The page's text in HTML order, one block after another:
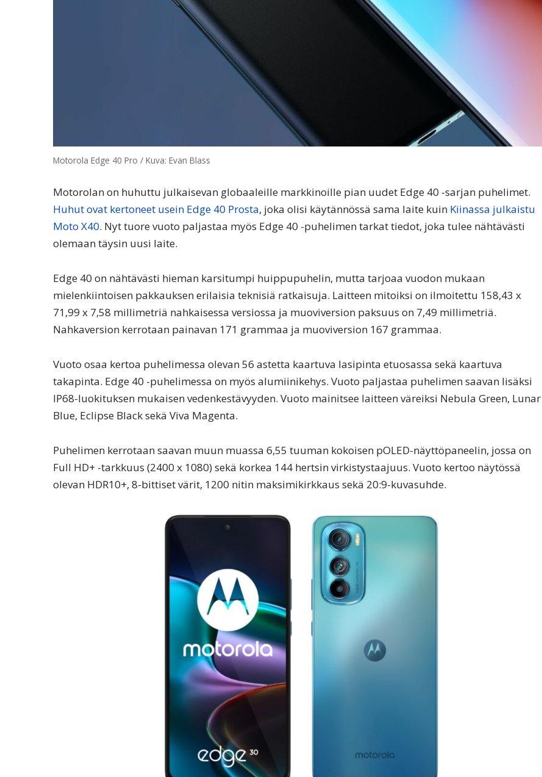
Motorola Edge 40 Pro / Kuva: Evan Blass
Motorolan on huhuttu julkaisevan globaaleille markkinoille pian uudet Edge 40 -sarjan puhelimet.
Huhut ovat kertoneet usein Edge 40 Prosta, joka olisi käytännössä sama laite kuin Kiinassa julkaistu
Moto X40. Nyt tuore vuoto paljastaa myös Edge 40 -puhelimen tarkat tiedot, joka tulee nähtävästi
olemaan täysin uusi laite.
Edge 40 on nähtävästi hieman karsitumpi huippupuhelin, mutta tarjoaa vuodon mukaan
mielenkiintoisen pakkauksen erilaisia teknisiä ratkaisuja. Laitteen mitoiksi on ilmoitettu 158,43 x
71,99 x 7,58 millimetriä nahkaisessa versiossa ja muoviversion paksuus on 7,49 millimetriä.
Nahkaversion kerrotaan painavan 171 grammaa ja muoviversion 167 grammaa.
Vuoto osaa kertoa puhelimessa olevan 56 astetta kaartuva lasipinta etuosassa sekä kaartuva
takapinta. Edge 40 -puhelimessa on myös alumiinikehys. Vuoto paljastaa puhelimen saavan lisäksi
IP68-luokituksen mukaisen vedenkestävyyden. Vuoto mainitsee laitteen väreiksi Nebula Green, Lunar
Blue, Eclipse Black sekä Viva Magenta.
Puhelimen kerrotaan saavan muun muassa 6,55 tuuman kokoisen pOLED-näyttöpaneelin, jossa on
Full HD+ -tarkkuus (2400 x 1080) sekä korkea 144 hertsin virkistystaajuus. Vuoto kertoo näytössä
olevan HDR10+, 8-bittiset värit, 1200 nitin maksimikirkkaus sekä 20:9-kuvasuhde.